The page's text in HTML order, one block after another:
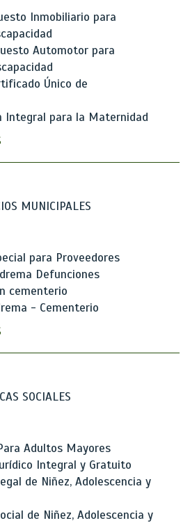
Inmobiliario para
Automotor para
Único de
Integral para la Maternidad
MUNICIPALES
para Proveedores
Defunciones
cementerio
- Cementerio
SOCIALES
Adultos Mayores
Integral y Gratuito
de Niñez, Adolescencia y
de Niñez, Adolescencia y